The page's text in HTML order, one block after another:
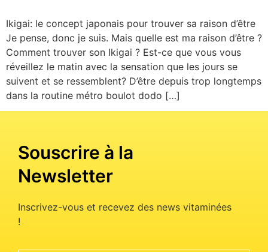
Ikigai: le concept japonais pour trouver sa raison d’être
Je pense, donc je suis. Mais quelle est ma raison d’être ?
Comment trouver son Ikigai ? Est-ce que vous vous
réveillez le matin avec la sensation que les jours se
suivent et se ressemblent? D’être depuis trop longtemps
dans la routine métro boulot dodo […]
Souscrire à la
Newsletter
Inscrivez-vous et recevez des news vitaminées
!